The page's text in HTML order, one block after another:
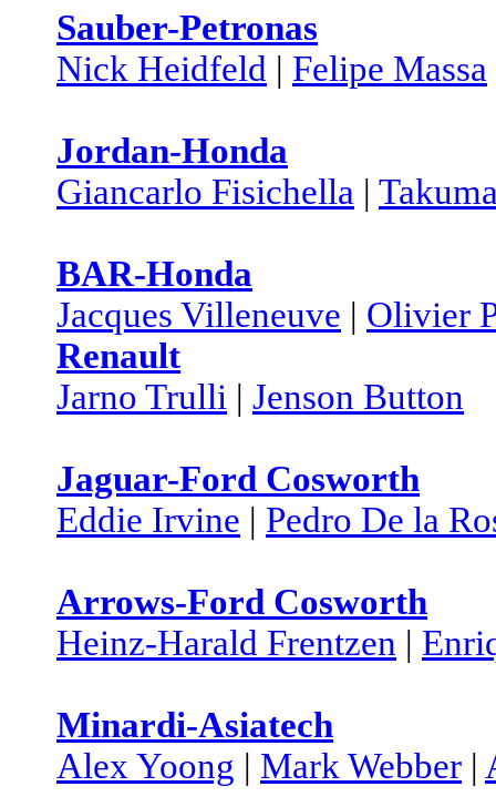
Sauber-Petronas
Nick Heidfeld | Felipe Massa
Jordan-Honda
Giancarlo Fisichella |
BAR-Honda
Jacques Villeneuve | Olivier
Renault
Jarno Trulli | Jenson Button
Jaguar-Ford Cosworth
Eddie Irvine | Pedro De la
Arrows-Ford Cosworth
Heinz-Harald Frentzen |
Minardi-Asiatech
Alex Yoong | Mark Webber |